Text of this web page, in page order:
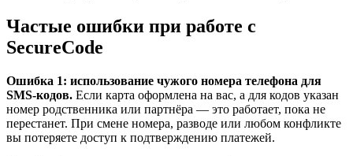
Частые ошибки при работе с
SecureCode
Ошибка 1: использование чужого номера телефона для
SMS-кодов. Если карта оформлена на вас, а для кодов указан
номер родственника или партнёра — это работает, пока не
перестанет. При смене номера, разводе или любом конфликте
вы потеряете доступ к подтверждению платежей.